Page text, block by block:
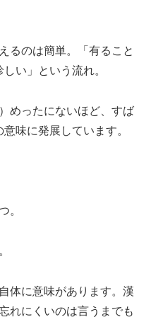
るのは簡単。「有ること
い」という流れ。
めったにないほど、すば
味に発展しています。
。
体に意味があります。漢
れにくいのは言うまでも